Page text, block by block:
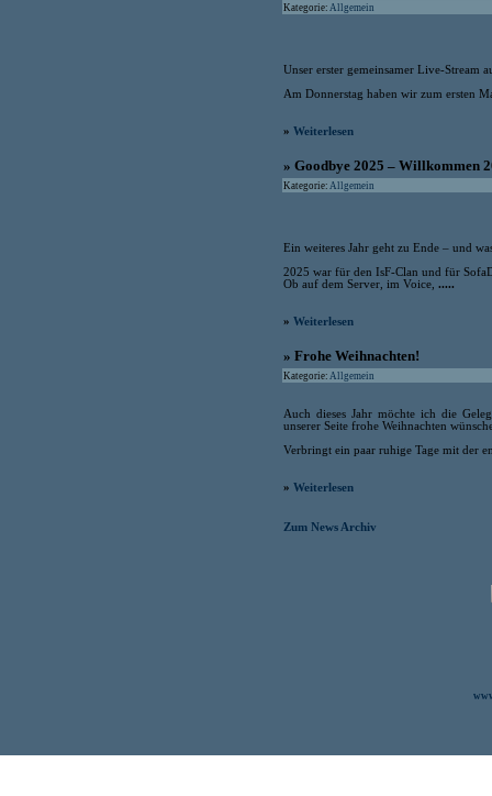
Kategorie: Allgemein
Unser erster gemeinsamer Live-
Am Donnerstag haben wir zum ersten
» Weiterlesen
» Goodbye 2025 – Willkommen
Kategorie: Allgemein
Ein weiteres Jahr geht zu Ende – und
2025 war für den IsF-Clan und für
Ob auf dem Server, im Voice, .....
» Weiterlesen
» Frohe Weihnachten!
Kategorie: Allgemein
Auch dieses Jahr möchte ich die
unserer Seite frohe Weihnachten
Verbringt ein paar ruhige Tage mit der
» Weiterlesen
Zum News Archiv